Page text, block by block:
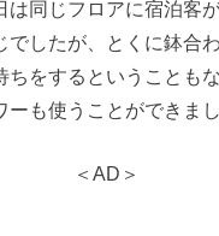
は同じフロアに宿泊客
でしたが、とくに鉢合
ちをするということも
も使うことができまし
＜AD＞